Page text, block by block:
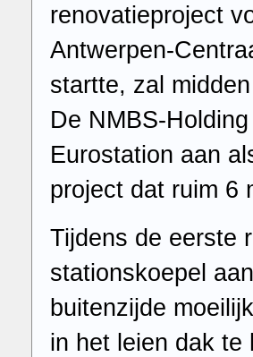
renovatieproject
Antwerpen-
startte, zal
De NMBS-
Eurostation aan
project dat ruim 6
Tijdens de eerste
stationskoepel
buitenzijde
in het leien dak te